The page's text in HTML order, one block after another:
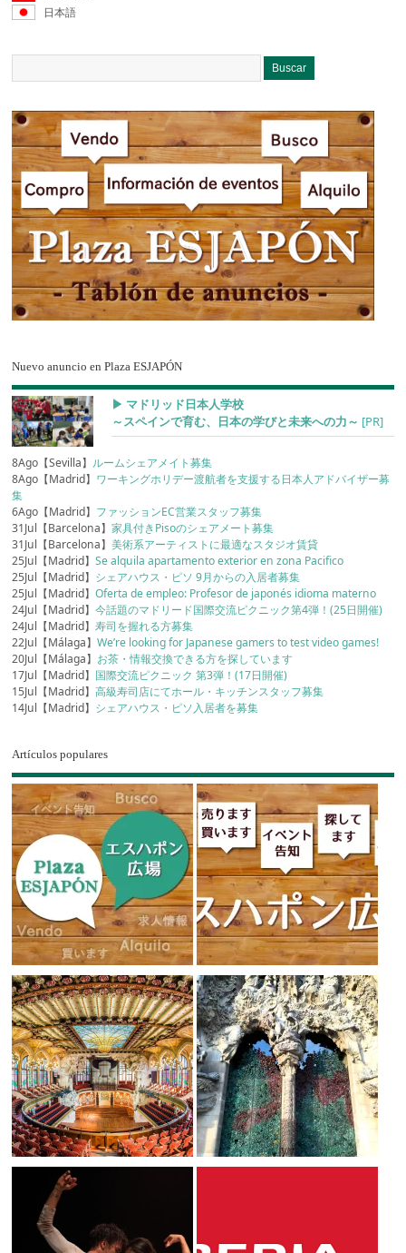
日本語
Nuevo anuncio en Plaza ESJAPÓN
▶︎ マドリッド日本人学校
～スペインで育む、日本の学びと未来への力～ [PR]
8Ago【Sevilla】 ルームシェアメイト募集
8Ago【Madrid】 ワーキングホリデー渡航者を支援する日本人アドバイザー募
集
6Ago【Madrid】 ファッションEC営業スタッフ募集
31Jul【Barcelona】家具付きPisoのシェアメート募集
31Jul【Barcelona】美術系アーティストに最適なスタジオ賃貸
25Jul【Madrid】Se alquila apartamento exterior en zona Pacifico
25Jul【Madrid】 シェアハウス・ピソ 9月からの入居者募集
25Jul【Madrid】Oferta de empleo: Profesor de japonés idioma materno
24Jul【Madrid】今話題のマドリード国際交流ピクニック第4弾！(25日開催)
24Jul【Madrid】寿司を握れる方募集
22Jul【Málaga】We’re looking for Japanese gamers to test video games!
20Jul【Málaga】 お茶・情報交換できる方を探しています
17Jul【Madrid】 国際交流ピクニック 第3弾！(17日開催)
15Jul【Madrid】高級寿司店にてホール・キッチンスタッフ募集
14Jul【Madrid】 シェアハウス・ピソ入居者を募集
Artículos populares